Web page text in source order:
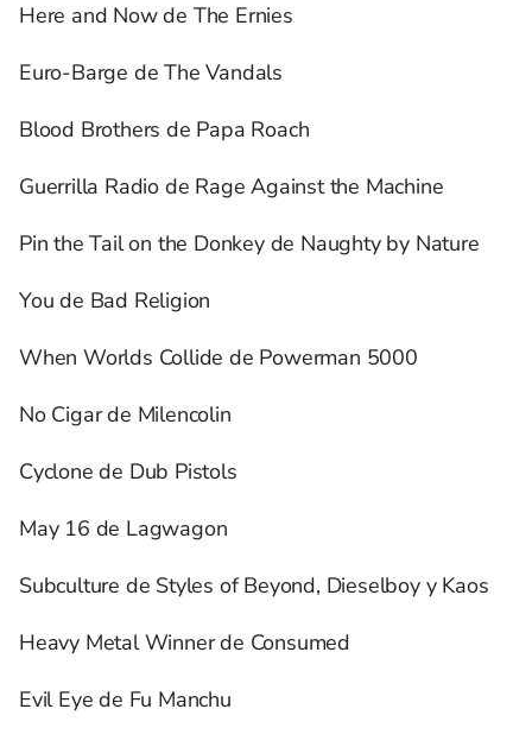
Here and Now de The Ernies
Euro-Barge de The Vandals
Blood Brothers de Papa Roach
Guerrilla Radio de Rage Against the Machine
Pin the Tail on the Donkey de Naughty by Nature
You de Bad Religion
When Worlds Collide de Powerman 5000
No Cigar de Milencolin
Cyclone de Dub Pistols
May 16 de Lagwagon
Subculture de Styles of Beyond, Dieselboy y Kaos
Heavy Metal Winner de Consumed
Evil Eye de Fu Manchu